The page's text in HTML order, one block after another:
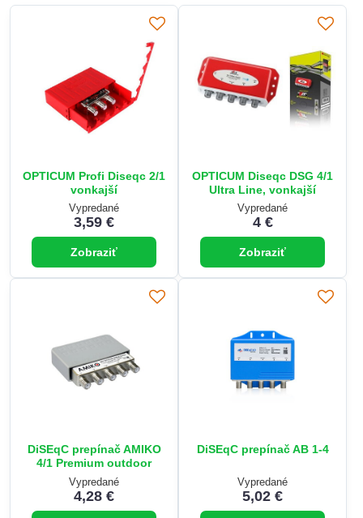
OPTICUM Profi Diseqc 2/1
vonkajší
Vypredané
3,59 €
Zobraziť
OPTICUM Diseqc DSG 4/1
Ultra Line, vonkajší
Vypredané
4 €
Zobraziť
DiSEqC prepínač AMIKO
4/1 Premium outdoor
Vypredané
4,28 €
DiSEqC prepínač AB 1-4
Vypredané
5,02 €